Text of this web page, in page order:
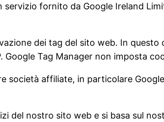
fornito da Google Ireland
dei tag del sito web. In
Tag Manager non imposta
società affiliate, in particolare
del nostro sito web e si basa sul